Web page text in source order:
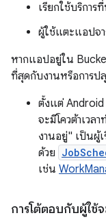
เรียกใช้บริการ
ผู้ใช้แตะแอปจ
หากแอปอยู่ใน
ที่สุดกับงานหรือการป
ตั้งแต่ Android
จะมีโควต้าเว
งานอยู่" เป็นผู้เ
ด้วย
เช่น
การโต้ตอบกับผู้ใช้